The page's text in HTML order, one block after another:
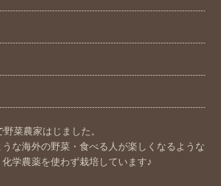
菜農家はじました。
な海外の野菜・食べる人が楽しくなるような
学農薬を使わず栽培しています♪